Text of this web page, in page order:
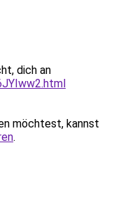
dich an
möchtest, kannst
.